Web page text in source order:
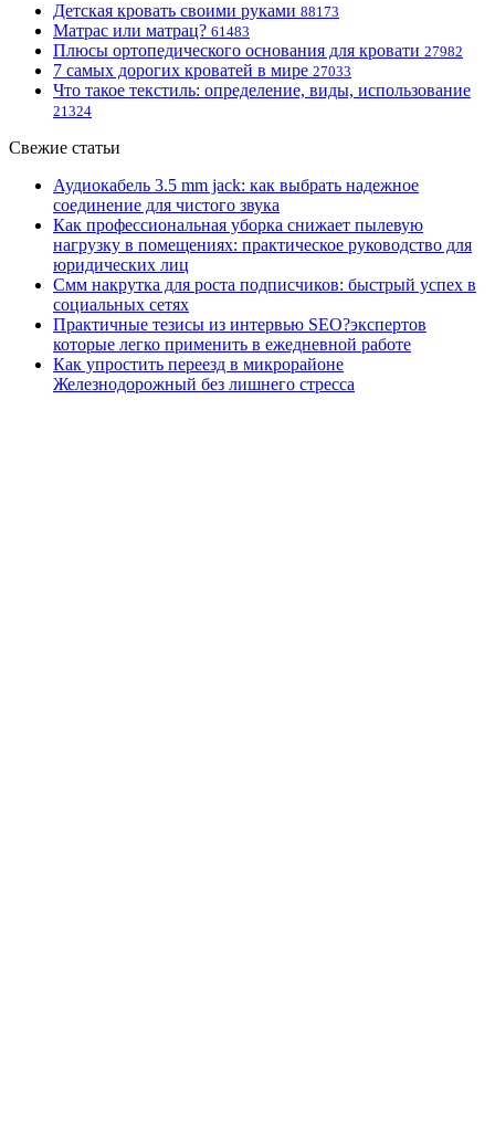
Детская кровать своими руками 88173
Матрас или матрац? 61483
Плюсы ортопедического основания для кровати 27982
7 самых дорогих кроватей в мире 27033
Что такое текстиль: определение, виды, использование
21324
Свежие статьи
Аудиокабель 3.5 mm jack: как выбрать надежное
соединение для чистого звука
Как профессиональная уборка снижает пылевую
нагрузку в помещениях: практическое руководство для
юридических лиц
Смм накрутка для роста подписчиков: быстрый успех в
социальных сетях
Практичные тезисы из интервью SEO?экспертов
которые легко применить в ежедневной работе
Как упростить переезд в микрорайоне
Железнодорожный без лишнего стресса